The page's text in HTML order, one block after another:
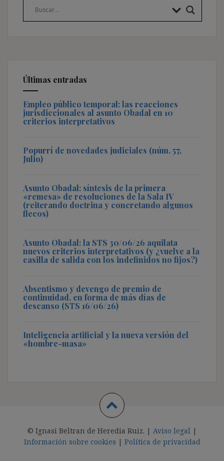
Últimas entradas
Empleo público temporal: las reacciones
jurisdiccionales al asunto Obadal en 10
criterios interpretativos
Popurrí de novedades judiciales (núm. 57,
Julio)
Asunto Obadal: síntesis de la primera
«remesa» de resoluciones de la Sala IV
(reiterando doctrina y concretando algunos
flecos)
Asunto Obadal: la STS 30/06/26 aquilata
nuevos criterios interpretativos (y ¿vuelve a la
casilla de salida con los indefinidos no fijos?)
Absentismo y devengo de premio de
continuidad, en forma de más días de
descanso (STS 16/06/26)
Inteligencia artificial y la nueva versión del
«hombre-masa»
© Ignasi Beltran de Heredia Ruiz. | Aviso legal |
Información sobre cookies | Política de privacidad